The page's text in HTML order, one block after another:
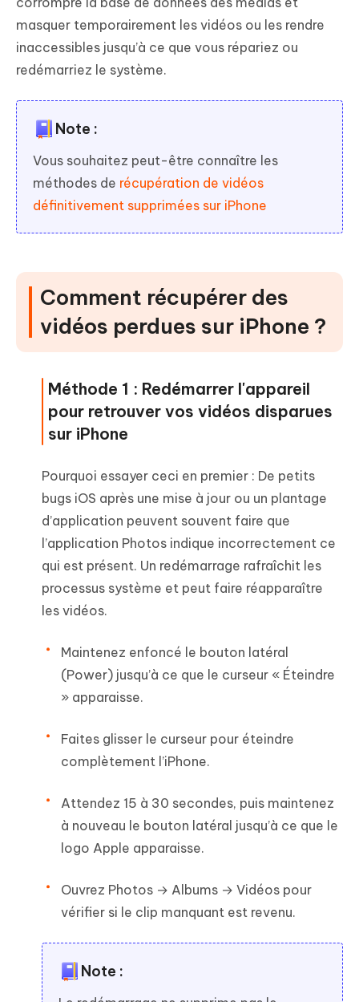
masquer temporairement les vidéos ou les rendre
inaccessibles jusqu’à ce que vous répariez ou
redémarriez le système.
Note :
Vous souhaitez peut-être connaître les
méthodes de récupération de vidéos
définitivement supprimées sur iPhone
Comment récupérer des
vidéos perdues sur iPhone ?
Méthode 1 : Redémarrer l'appareil
pour retrouver vos vidéos disparues
sur iPhone
Pourquoi essayer ceci en premier : De petits
bugs iOS après une mise à jour ou un plantage
d’application peuvent souvent faire que
l’application Photos indique incorrectement ce
qui est présent. Un redémarrage rafraîchit les
processus système et peut faire réapparaître
les vidéos.
Maintenez enfoncé le bouton latéral
(Power) jusqu’à ce que le curseur « Éteindre
» apparaisse.
Faites glisser le curseur pour éteindre
complètement l’iPhone.
Attendez 15 à 30 secondes, puis maintenez
à nouveau le bouton latéral jusqu’à ce que le
logo Apple apparaisse.
Ouvrez Photos → Albums → Vidéos pour
vérifier si le clip manquant est revenu.
Note :